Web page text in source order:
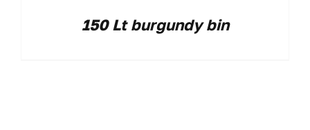
150 Lt burgundy bin